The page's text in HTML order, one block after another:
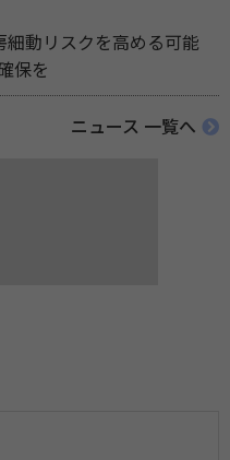
細動リスクを高める可能
保を
ニュース 一覧へ